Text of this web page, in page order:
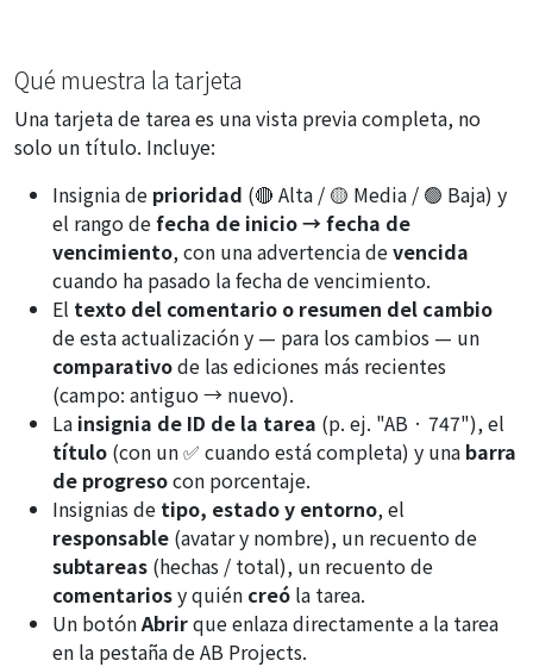
Qué muestra la tarjeta
Una tarjeta de tarea es una vista previa completa, no
solo un título. Incluye:
Insignia de prioridad (🔴 Alta / 🟡 Media / 🟢 Baja) y
el rango defecha de inicio → fecha de
vencimiento, con una advertencia devencida
cuando ha pasado la fecha de vencimiento.
El texto del comentario o resumen del cambio
de esta actualización y — para los cambios — un
comparativode las ediciones más recientes
(campo: antiguo → nuevo).
La insignia de ID de la tarea (p. ej. "AB · 747"), el
título (con un ✅ cuando está completa) y una barra
de progresocon porcentaje.
Insignias de tipo, estado y entorno, el
responsable (avatar y nombre), un recuento de
subtareas (hechas / total), un recuento de
comentariosy quién creó la tarea.
Un botónAbrirque enlaza directamente a la tarea
en la pestaña de AB Projects.